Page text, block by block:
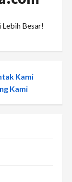
Besar!
Kami
Kami